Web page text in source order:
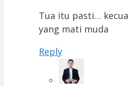
Tua itu pasti…
yang mati muda
Reply